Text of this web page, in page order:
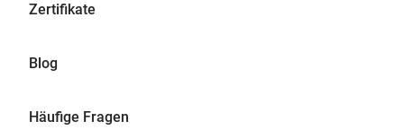
Zertifikate
Blog
Häufige Fragen